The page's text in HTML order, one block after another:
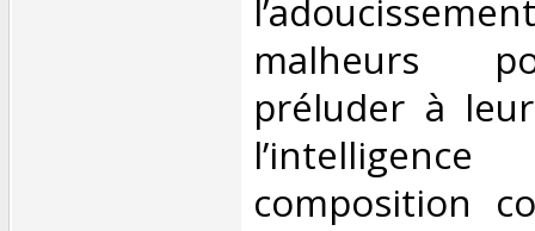
malheurs
préluder à
composition